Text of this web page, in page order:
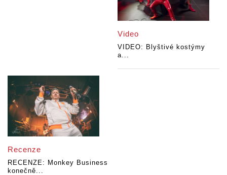
Video
VIDEO: Blyštivé kostýmy
a...
Recenze
RECENZE: Monkey Business
konečně...